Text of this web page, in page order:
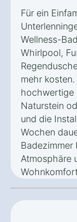
Für ein
Wellness-
Whirlpool,
mehr
hochwertige
Naturstein
und die
Wochen
Badezimmer
Atmosphäre